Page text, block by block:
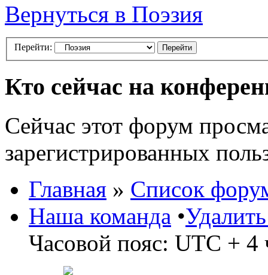
Вернуться в Поэзия
Перейти:
Кто сейчас на
Сейчас этот форум
зарегистрированных
Главная » Список
Наша команда •
Часовой пояс: UTC + 4